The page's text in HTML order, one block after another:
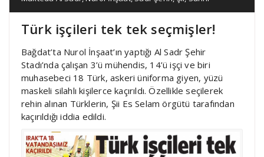
Türk işçileri tek tek seçmişler!
Bağdat’ta Nurol İnşaat’ın yaptığı Al Sadr Şehir
Stadı’nda çalışan 3’ü mühendis, 14’ü işçi ve biri
muhasebeci 18 Türk, askeri üniforma giyen, yüzü
maskeli silahlı kişilerce kaçırıldı. Özellikle seçilerek
rehin alınan Türklerin, Şii Es Selam örgütü tarafından
kaçırıldığı iddia edildi.